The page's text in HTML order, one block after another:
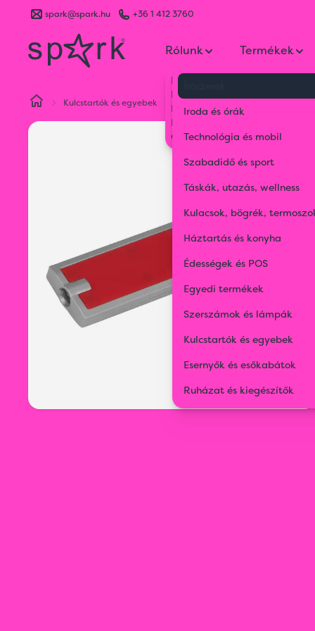
spark@spark.hu +36 1 412 3760
Rólunk
Kik vagyunk
Kapcsolat
Blog
Karrier
Gyakran Ismételt Kérdések
Termékek
Iroda és órák
Technológia és mobil
Szabadidő és sport
Táskák, utazás, wellness
Kulacsok, bögrék,
Háztartás és konyha
Édességek és POS
Egyedi termékek
Szerszámok és lámpák
Kulcstartók és egyebek
Esernyők és esőkabátok
Ruházat és kiegészítők
Kulcstartók és egyebek